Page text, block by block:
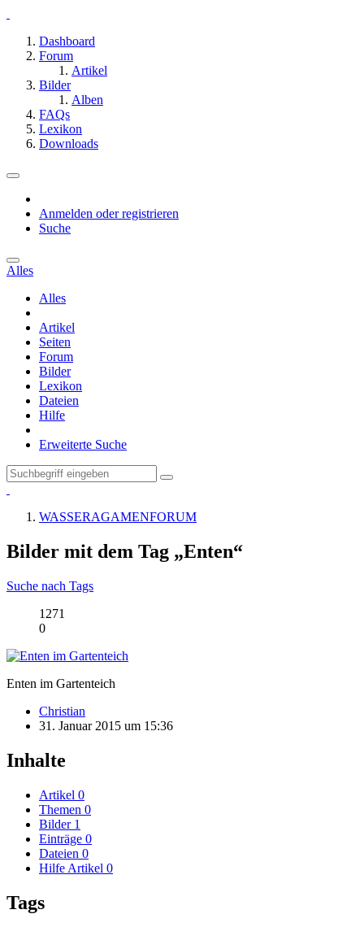
Dashboard
Forum
Artikel
Bilder
Alben
FAQs
Lexikon
Downloads
Anmelden oder registrieren
Suche
Alles
Alles
Artikel
Seiten
Forum
Bilder
Lexikon
Dateien
Hilfe
Erweiterte Suche
WASSERAGAMENFORUM
Bilder mit dem Tag „Enten“
Suche nach Tags
1271
0
Enten im Gartenteich
Christian
31. Januar 2015 um 15:36
Inhalte
Artikel 0
Themen 0
Bilder 1
Einträge 0
Dateien 0
Hilfe Artikel 0
Tags